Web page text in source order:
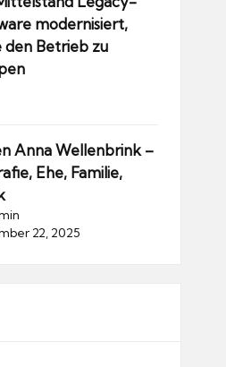
modernisiert,
den Betrieb zu
Anna Wellenbrink –
Ehe, Familie,
22, 2025